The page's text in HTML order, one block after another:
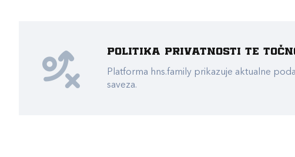
Politika privatnosti te
Platforma hns.family prikazuje aktualne
saveza.